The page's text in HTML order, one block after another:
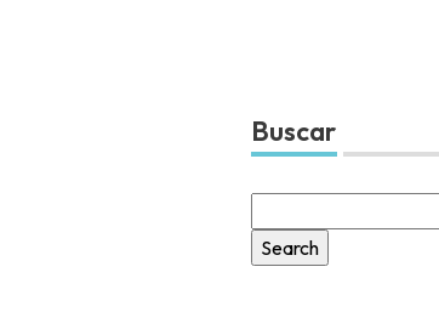
Buscar
for: